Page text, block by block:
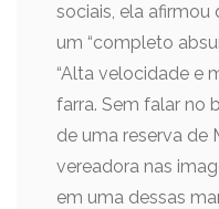
sociais, ela
um “completo
“Alta velocidade e
farra. Sem falar no
de uma reserva de
vereadora nas
em uma dessas